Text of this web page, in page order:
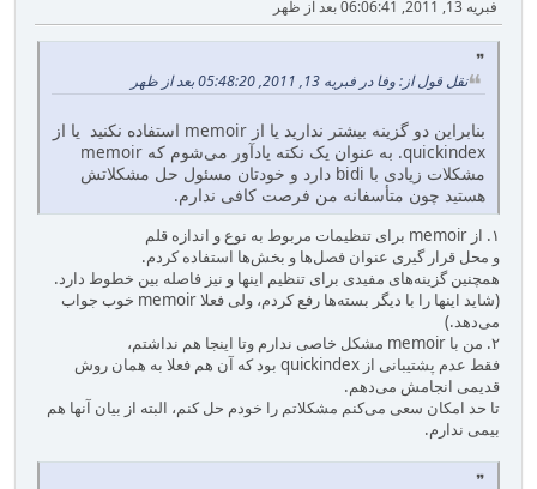
فبریه 13, 2011, 06:06:41 بعد از ظهر
نقل قول از: وفا در فبریه 13, 2011, 05:48:20 بعد از ظهر
بنابراین دو گزینه بیشتر ندارید یا از memoir استفاده نکنید یا از
quickindex. به عنوان یک نکته یادآور می‌شوم که memoir
مشکلات زیادی با bidi دارد و خودتان مسئول حل مشکلاتش
هستید چون متأسفانه من فرصت کافی ندارم.
۱. از memoir برای تنظیمات مربوط به نوع و اندازه قلم
و محل قرار گیری عنوان فصل‌ها و بخش‌ها استفاده کردم.
همچنین گزینه‌های مفیدی برای تنظیم اینها و نیز فاصله بین خطوط دارد.
(شاید اینها را با دیگر بسته‌ها رفع کردم، ولی فعلا memoir خوب جواب
می‌دهد.)
۲. من با memoir مشکل خاصی ندارم وتا اینجا هم نداشتم،
فقط عدم پشتیبانی از quickindex بود که آن هم فعلا به همان روش
قدیمی انجامش می‌دهم.
تا حد امکان سعی می‌کنم مشکلاتم را خودم حل کنم، البته از بیان آنها هم
بیمی ندارم.